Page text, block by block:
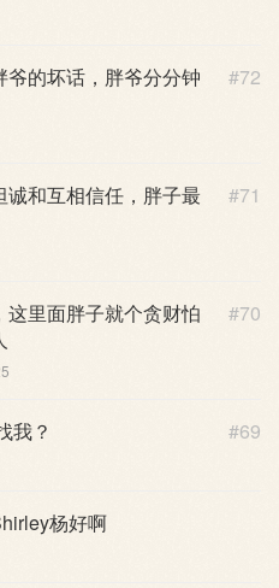
#72
的坏话，胖爷分分钟
#71
和互相信任，胖子最
#70
里面胖子就个贪财怕
#69
我？
杨好啊